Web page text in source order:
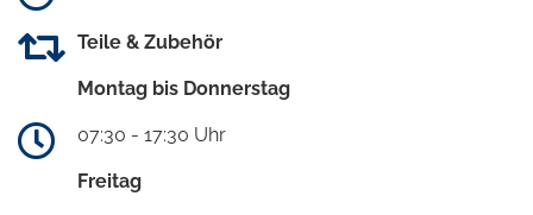
Teile & Zubehör
Montag bis Donnerstag
07:30 - 17:30 Uhr
Freitag